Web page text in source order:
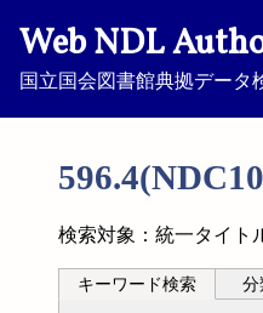
Web NDL
国立国会図書館典拠データ
検索対象：統一タイト
キーワード検索 分